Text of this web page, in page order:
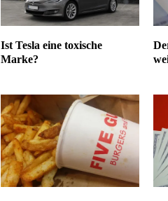
Ist Tesla eine toxische
Marke?